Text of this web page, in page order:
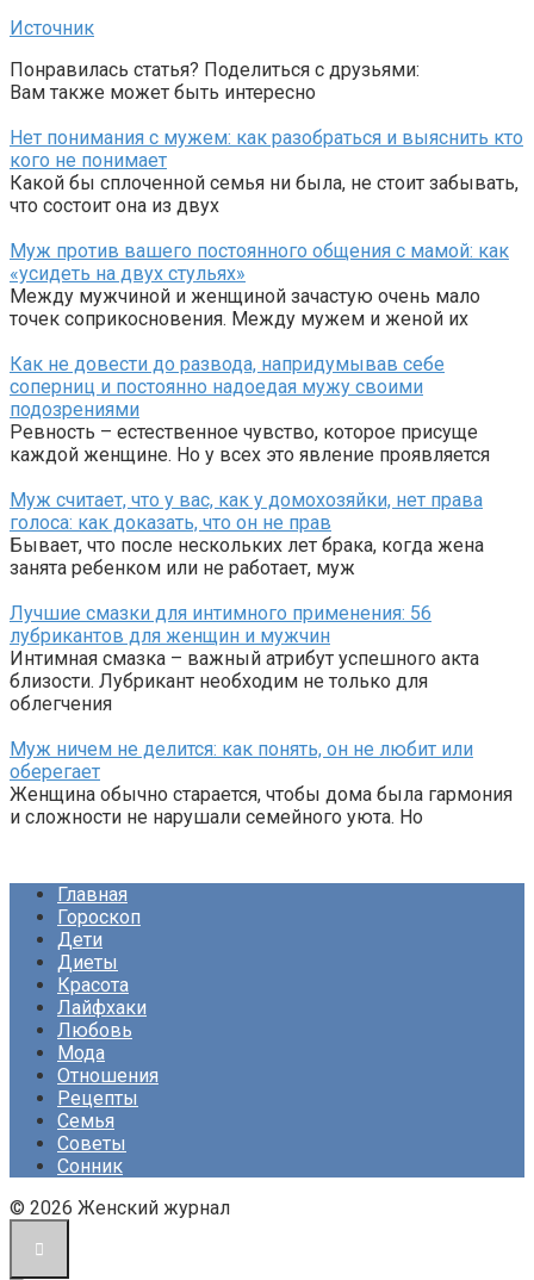
Источник
Понравилась статья? Поделиться с друзьями:
Вам также может быть интересно
Нет понимания с мужем: как разобраться и выяснить кто
кого не понимает
Какой бы сплоченной семья ни была, не стоит забывать,
что состоит она из двух
Муж против вашего постоянного общения с мамой: как
«усидеть на двух стульях»
Между мужчиной и женщиной зачастую очень мало
точек соприкосновения. Между мужем и женой их
Как не довести до развода, напридумывав себе
соперниц и постоянно надоедая мужу своими
подозрениями
Ревность – естественное чувство, которое присуще
каждой женщине. Но у всех это явление проявляется
Муж считает, что у вас, как у домохозяйки, нет права
голоса: как доказать, что он не прав
Бывает, что после нескольких лет брака, когда жена
занята ребенком или не работает, муж
Лучшие смазки для интимного применения: 56
лубрикантов для женщин и мужчин
Интимная смазка – важный атрибут успешного акта
близости. Лубрикант необходим не только для
облегчения
Муж ничем не делится: как понять, он не любит или
оберегает
Женщина обычно старается, чтобы дома была гармония
и сложности не нарушали семейного уюта. Но
Главная
Гороскоп
Дети
Диеты
Красота
Лайфхаки
Любовь
Мода
Отношения
Рецепты
Семья
Советы
Сонник
© 2026 Женский журнал